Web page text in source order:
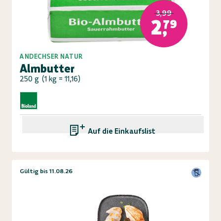
3,99
2,79
ANDECHSER NATUR
Almbutter
250 g (1 kg = 11,16)
Auf die Einkaufsliste
Gültig bis 11.08.26